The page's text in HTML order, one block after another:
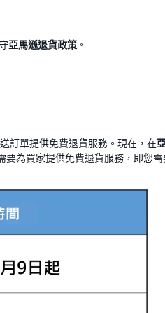
亞馬遜退貨政策 。
訂單提供免費退貨服務。現在，在
要為買家提供免費退貨服務，即您